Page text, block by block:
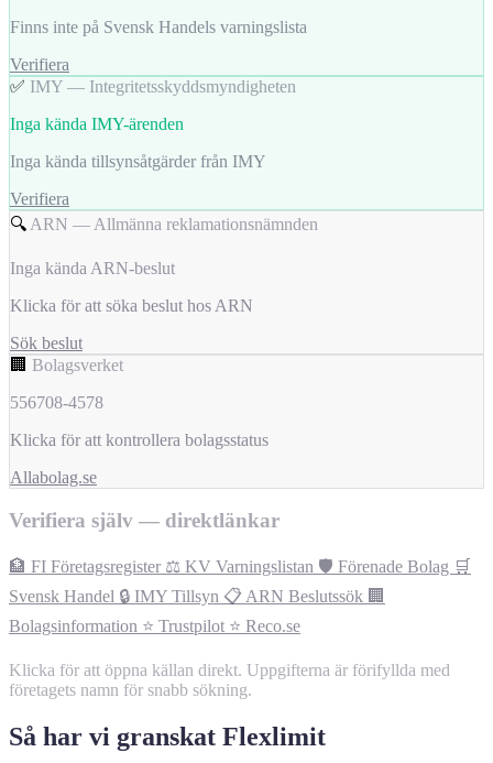
Finns inte på Svensk Handels varningslista
Verifiera
✅ IMY — Integritetsskyddsmyndigheten
Inga kända IMY-ärenden
Inga kända tillsynsåtgärder från IMY
Verifiera
🔍 ARN — Allmänna reklamationsnämnden
Inga kända ARN-beslut
Klicka för att söka beslut hos ARN
Sök beslut
🏢 Bolagsverket
556708-4578
Klicka för att kontrollera bolagsstatus
Allabolag.se
Verifiera själv — direktlänkar
🏦 FI Företagsregister ⚖️ KV Varningslistan 🛡️ Förenade Bolag 🛒
Svensk Handel 🔒 IMY Tillsyn 📋 ARN Beslutssök 🏢
Bolagsinformation ⭐ Trustpilot ⭐ Reco.se
Klicka för att öppna källan direkt. Uppgifterna är förifyllda med
företagets namn för snabb sökning.
Så har vi granskat Flexlimit